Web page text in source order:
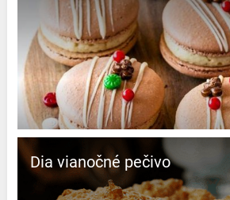
Dia vianočné pečivo